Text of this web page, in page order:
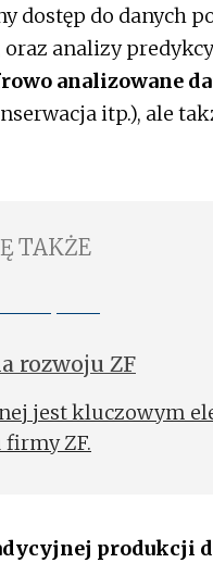
dostęp do danych
analizy
analizowane
itp.), ale
TAKŻE
rozwoju ZF
jest kluczowym
ZF.
produkcji